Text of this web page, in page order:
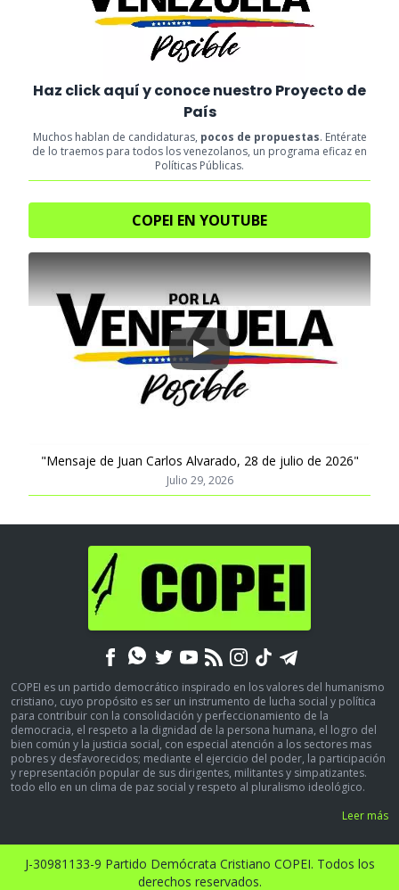
Haz click aquí y conoce nuestro Proyecto de
País
Muchos hablan de candidaturas, pocos de propuestas. Entérate
de lo traemos para todos los venezolanos, un programa eficaz en
Políticas Públicas.
COPEI EN YOUTUBE
Play
"Mensaje de Juan Carlos Alvarado, 28 de julio de 2026"
Julio 29, 2026
COPEI es un partido democrático inspirado en los valores del humanismo
cristiano, cuyo propósito es ser un instrumento de lucha social y política
para contribuir con la consolidación y perfeccionamiento de la
democracia, el respeto a la dignidad de la persona humana, el logro del
bien común y la justicia social, con especial atención a los sectores mas
pobres y desfavorecidos; mediante el ejercicio del poder, la participación
y representación popular de sus dirigentes, militantes y simpatizantes.
todo ello en un clima de paz social y respeto al pluralismo ideológico.
Leer más
J-30981133-9 Partido Demócrata Cristiano COPEI. Todos los
derechos reservados.